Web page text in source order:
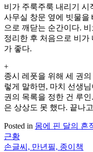
비가 주룩주룩 내리기 시
사무실 창문 옆에 빗물을
으로 깨닫는 순간이다.
정리한 후 처음으로 비가
가 좋다.
+
종시 레폿을 위해 세 권
렇게 말하면, 마치 선생
권의 목록을 정한 건 루
은 상상도 못 했다. 끝나
Posted in 몸에 핀 달의 흔
글
근황
손글씨, 만년필, 종이책